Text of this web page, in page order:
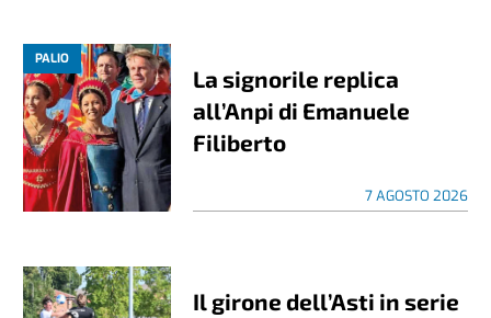
PALIO
La signorile replica
all’Anpi di Emanuele
Filiberto
7 AGOSTO 2026
Il girone dell’Asti in serie